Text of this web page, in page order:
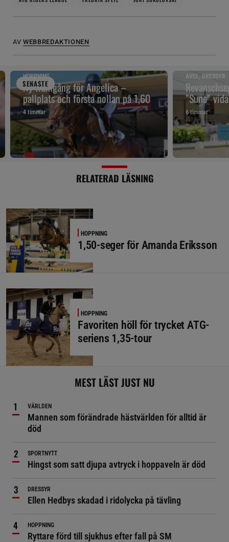
AV WEBBREDAKTIONEN
SENASTE
HOPPNING
Ny framgång för Angelica –
pallplats och första nollan på 1,60
4 timmar
AVEL, DRESSYR
”Sune”
6 timmar
RELATERAD LÄSNING
HOPPNING
1,50-seger för Amanda Eriksson
HOPPNING
Favoriten höll för trycket ATG-
seriens 1,35-tour
MEST LÄST JUST NU
VÄRLDEN
Mannen som förändrade hästvärlden för alltid är
död
SPORTNYTT
Hingst som satt djupa avtryck i hoppaveln är död
DRESSYR
Ellen Hedbys skadad i ridolycka på tävling
HOPPNING
Ryttare förd till sjukhus efter fall på SM